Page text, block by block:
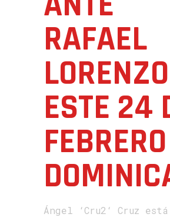
RAFAEL
LORENZO
ESTE 24
Ángel ‘Cru2‘ Cruz está